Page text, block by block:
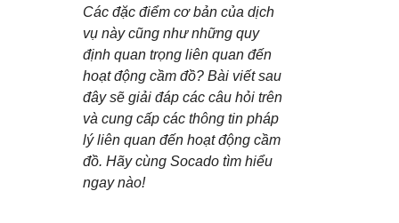
Các đặc điểm cơ bản của dịch
vụ này cũng như những quy
định quan trọng liên quan đến
hoạt động cầm đồ? Bài viết sau
đây sẽ giải đáp các câu hỏi trên
và cung cấp các thông tin pháp
lý liên quan đến hoạt động cầm
đồ. Hãy cùng Socado tìm hiểu
ngaynào!